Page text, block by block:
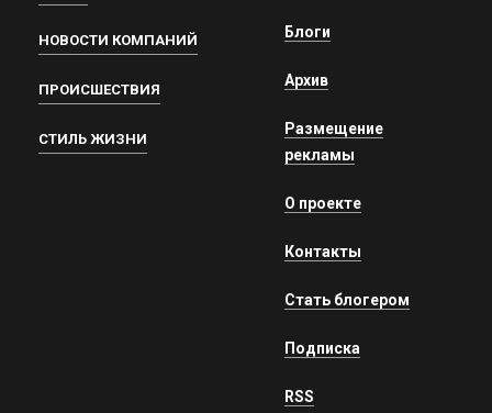
НОВОСТИ КОМПАНИЙ
ПРОИСШЕСТВИЯ
СТИЛЬ ЖИЗНИ
Блоги
Архив
Размещение
рекламы
О проекте
Контакты
Стать блогером
Подписка
RSS